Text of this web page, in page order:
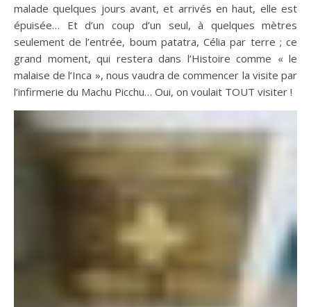
malade quelques jours avant, et arrivés en haut, elle est
épuisée… Et d’un coup d’un seul, à quelques mètres
seulement de l’entrée, boum patatra, Célia par terre ; ce
grand moment, qui restera dans l’Histoire comme « le
malaise de l’Inca », nous vaudra de commencer la visite par
l’infirmerie du Machu Picchu… Oui, on voulait TOUT visiter !